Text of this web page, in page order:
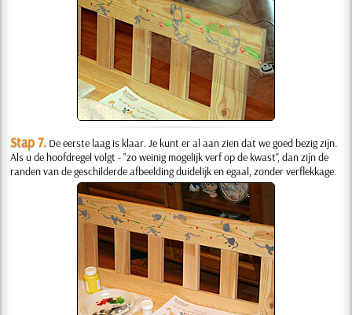
Stap 7. De eerste laag is klaar. Je kunt er al aan zien dat we goed bezig zijn.
Als u de hoofdregel volgt - "zo weinig mogelijk verf op de kwast", dan zijn de
randen van de geschilderde afbeelding duidelijk en egaal, zonder verflekkage.